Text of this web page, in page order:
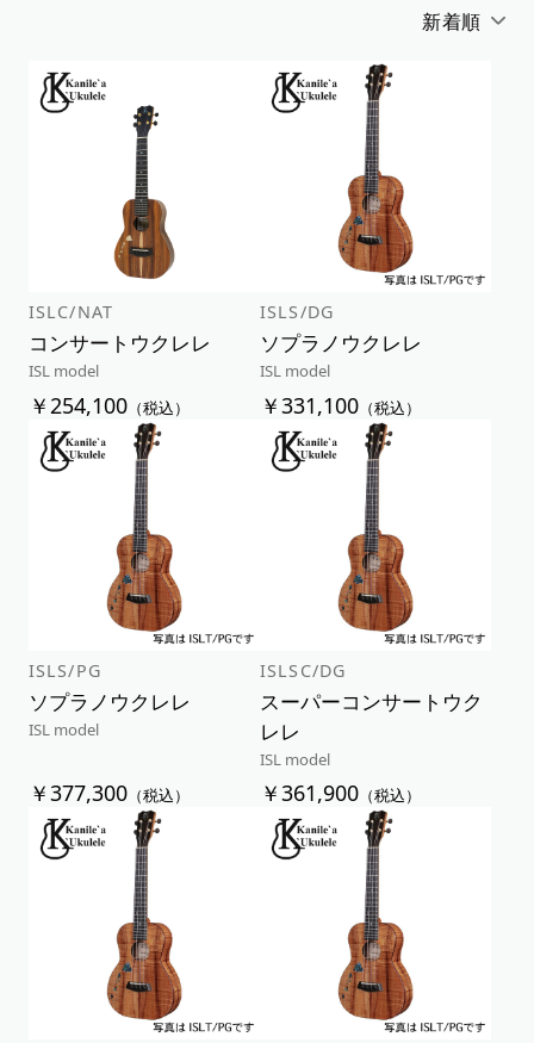
新着順
アルファベット順
新着順
価格が安い順
価格が高い順
ISLC/NAT
コンサートウクレレ
ISL model
￥254,100（税込）
ISLS/DG
ソプラノウクレレ
ISL model
￥331,100 （税込）
ISLS/PG
ソプラノウクレレ
ISL model
￥377,300（税込）
ISLSC/DG
スーパーコンサートウク
レレ
ISL model
￥361,900 （税込）